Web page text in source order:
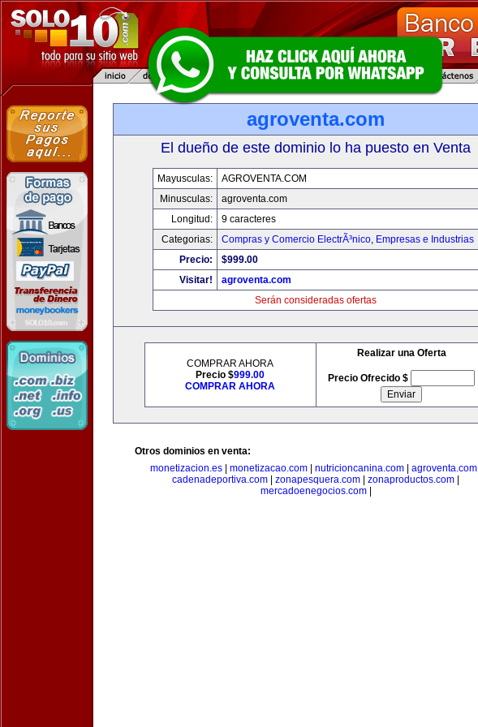
agroventa.com
El dueño de este dominio lo ha puesto en Venta
Mayusculas:
AGROVENTA.COM
Minusculas:
agroventa.com
Longitud:
9 caracteres
Categorias:
Compras y Comercio ElectrÃ³nico, Empresas e Industrias
Precio:
$999.00
Visitar!
agroventa.com
Serán consideradas ofertas
COMPRAR AHORA
Precio $999.00
COMPRAR AHORA
Realizar una Oferta
Precio Ofrecido $
Otros dominios en venta:
monetizacion.es| monetizacao.com| nutricioncanina.com| agroventa.com|
cadenadeportiva.com
zonapesquera.com zonaproductos.com
mercadoenegocios.com|